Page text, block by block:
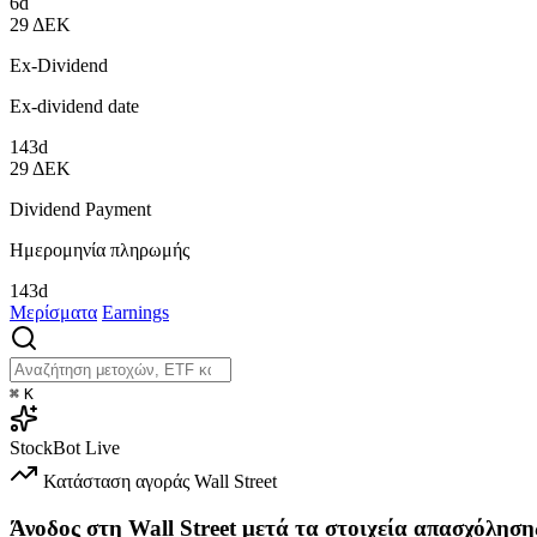
29 ΔΕΚ
Ex-Dividend
Ex-dividend date
143d
29 ΔΕΚ
Dividend Payment
Ημερομηνία πληρωμής
143d
Μερίσματα Earnings
⌘ K
StockBot Live
Κατάσταση αγοράς Wall Street
Άνοδος στη Wall Street μετά τα στοιχεία